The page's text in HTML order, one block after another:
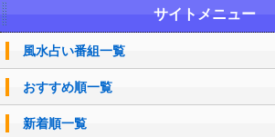
サイトメニュー
風水占い番組一覧
おすすめ順一覧
新着順一覧